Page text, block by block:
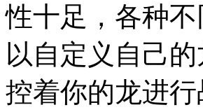
性十足，各种
以自定义自己
控着你的龙进行